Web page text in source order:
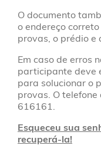
O documento
o endereço
provas, o prédio e
Em caso de erros
participante deve
para solucionar o
provas. O
616161.
Esqueceu sua
recuperá-la!